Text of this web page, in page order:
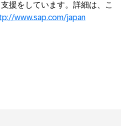
援をしています。詳細は、こ
www.sap.com/japan